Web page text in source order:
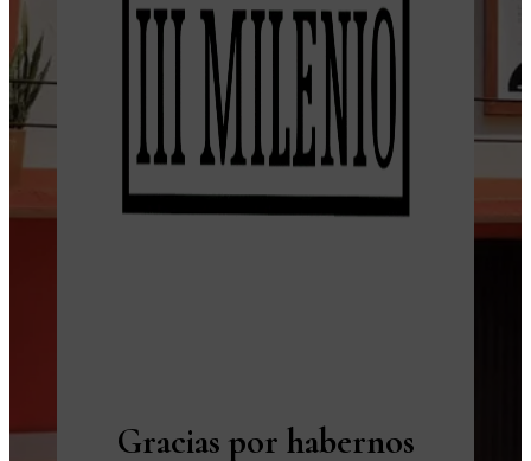
Gracias por habernos